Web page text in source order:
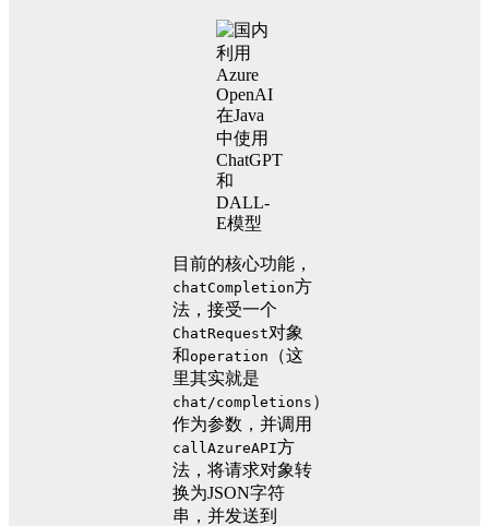
目前的核心功能，
chatCompletion方
法，接受一个
ChatRequest对象
和operation
（这
里其实就是
chat/completions ）
作为参数，并调用
callAzureAPI方
法，将请求对象转
换为JSON字符
串，并发送到